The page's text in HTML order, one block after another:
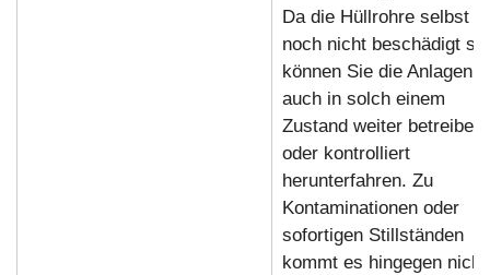
Da die Hüllrohre selbst
noch nicht beschädigt
können Sie die Anlagen
auch in solch einem
Zustand weiter betreiben
oder kontrolliert
herunterfahren. Zu
Kontaminationen oder
sofortigen Stillständen
kommt es hingegen